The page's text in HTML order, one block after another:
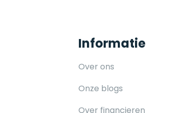
Informatie
Over ons
Onze blogs
Over financieren